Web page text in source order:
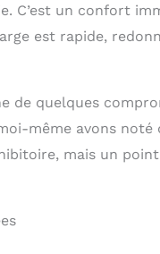
C’est un confort
est rapide,
de quelques
même avons noté
mais un